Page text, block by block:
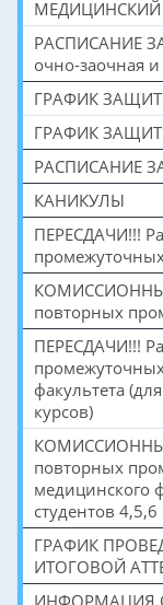
МЕДИЦИНСКИЙ
РАСПИСАНИЕ
очно-заочная
ГРАФИК
ГРАФИК
РАСПИСАНИЕ
КАНИКУЛЫ
ПЕРЕСДАЧИ!!!
повторных
ПЕРЕСДАЧИ!!!
факультета
курсов)
повторных
медицинского
студентов 4,5,6
ГРАФИК
ИТОГОВОЙ
ИНФОРМАЦИЯ